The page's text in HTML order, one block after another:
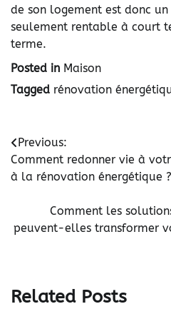
de son logement est donc
seulement rentable à court
terme.
Posted in Maison
Tagged rénovation
Navigation
de
Previous:
Comment redonner vie à
à la rénovation énergétique ?
Comment les
peuvent-elles transformer
Related Posts